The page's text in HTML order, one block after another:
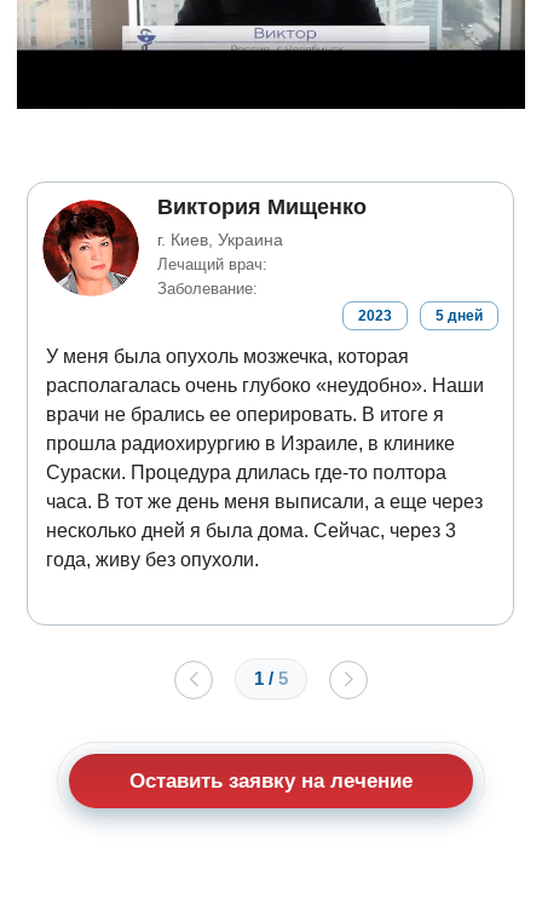
Виктория Мищенко
г. Киев, Украина
Лечащий врач:
Заболевание:
2023 5 дней
У меня была опухоль мозжечка, которая
располагалась очень глубоко «неудобно». Наши
врачи не брались ее оперировать. В итоге я
прошла радиохирургию в Израиле, в клинике
Сураски. Процедура длилась где-то полтора
часа. В тот же день меня выписали, а еще через
несколько дней я была дома. Сейчас, через 3
года, живу без опухоли.
1 / 5
Оставить заявку на лечение